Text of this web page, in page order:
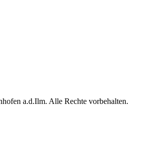
a.d.Ilm. Alle Rechte vorbehalten.